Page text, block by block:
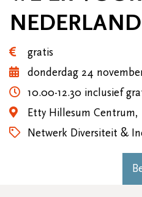
gratis
donderdag 24
10.00-12.30 inclusief
Etty Hillesum Centrum,
Netwerk Diversiteit &